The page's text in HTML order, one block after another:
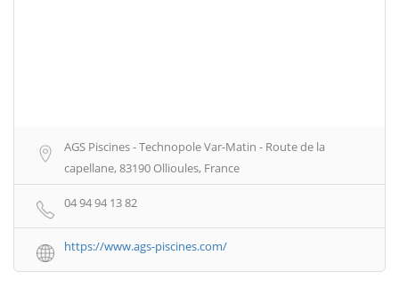
AGS Piscines - Technopole Var-Matin - Route de la
capellane, 83190 Ollioules, France
04 94 94 13 82
https://www.ags-piscines.com/